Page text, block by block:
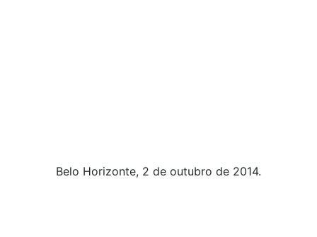
Belo Horizonte, 2 de outubro de 2014.